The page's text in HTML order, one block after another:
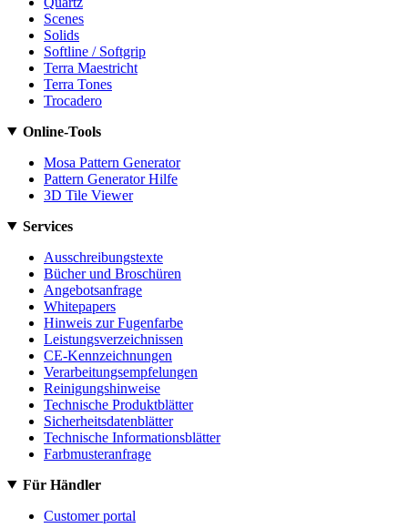
Scenes
Solids
Softline / Softgrip
Terra Maestricht
Terra Tones
Trocadero
Online-Tools
Mosa Pattern Generator
Pattern Generator Hilfe
3D Tile Viewer
Services
Ausschreibungstexte
Bücher und Broschüren
Angebotsanfrage
Whitepapers
Hinweis zur Fugenfarbe
Leistungsverzeichnissen
CE-Kennzeichnungen
Verarbeitungsempfelungen
Reinigungshinweise
Technische Produktblätter
Sicherheitsdatenblätter
Technische Informationsblätter
Farbmusteranfrage
Für Händler
Customer portal